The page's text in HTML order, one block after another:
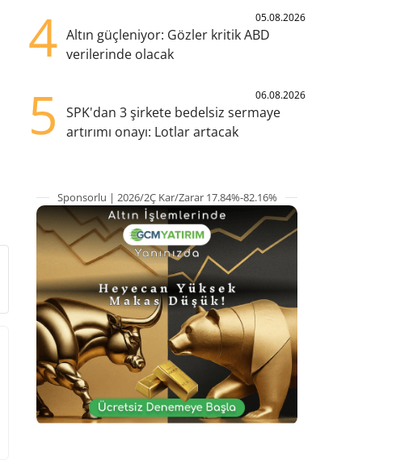
4 05.08.2026
Altın güçleniyor: Gözler kritik ABD
verilerinde olacak
5 06.08.2026
SPK'dan 3 şirkete bedelsiz sermaye
artırımı onayı: Lotlar artacak
Sponsorlu | 2026/2Ç Kar/Zarar 17.84%-82.16%